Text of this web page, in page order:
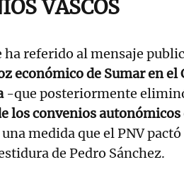
VASCOS
referido al mensaje
económico de Sumar en el
-que posteriormente
los convenios
una medida que el PNV
de Pedro Sánchez.